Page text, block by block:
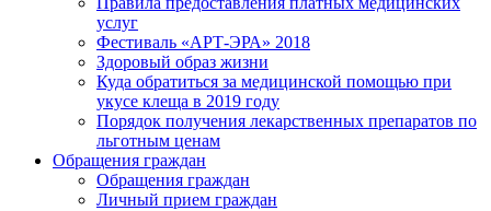
услуг
Фестиваль «АРТ-ЭРА» 2018
Здоровый образ жизни
Куда обратиться за медицинской помощью при
укусе клеща в 2019 году
Порядок получения лекарственных препаратов по
льготным ценам
Обращения граждан
Обращения граждан
Личный прием граждан